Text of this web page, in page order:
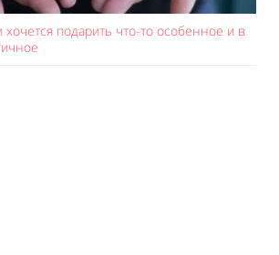
хочется подарить что-то особенное и в